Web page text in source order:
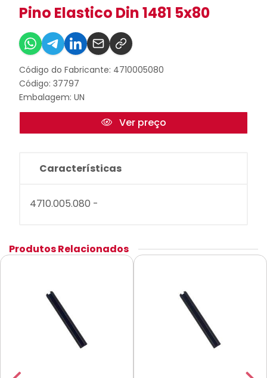
Pino Elastico Din 1481 5x80
Código do Fabricante: 4710005080
Código: 37797
Embalagem: UN
Ver preço
Características
4710.005.080 -
Produtos Relacionados